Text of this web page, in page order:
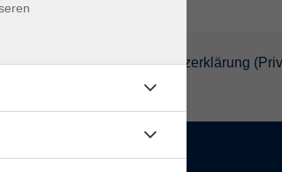
Datenschutzerklärung